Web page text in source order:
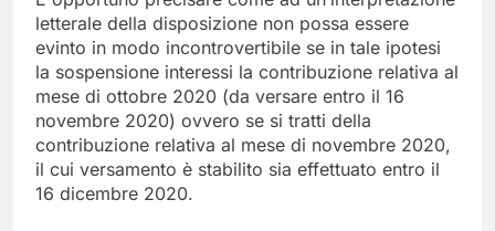
letterale della disposizione non possa essere
evinto in modo incontrovertibile se in tale ipotesi
la sospensione interessi la contribuzione relativa al
mese di ottobre 2020 (da versare entro il 16
novembre 2020) ovvero se si tratti della
contribuzione relativa al mese di novembre 2020,
il cui versamento è stabilito sia effettuato entro il
16 dicembre 2020.